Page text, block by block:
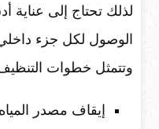
لذلك تحتاج إلى عناية
الوصول لكل جزء
وتتمثل خطوات
إيقاف مصدر